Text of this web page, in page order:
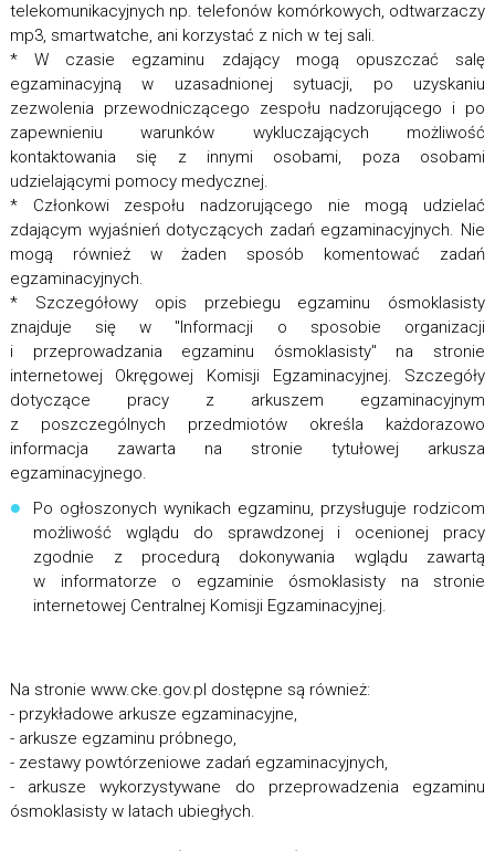
telekomunikacyjnych np. telefonów komórkowych, odtwarzaczy
mp3, smartwatche, ani korzystać z nich w tej sali.
* W czasie egzaminu zdający mogą opuszczać salę
egzaminacyjną w uzasadnionej sytuacji, po uzyskaniu
zezwolenia przewodniczącego zespołu nadzorującego i po
zapewnieniu warunków wykluczających możliwość
kontaktowania się z innymi osobami, poza osobami
udzielającymi pomocy medycznej.
* Członkowi zespołu nadzorującego nie mogą udzielać
zdającym wyjaśnień dotyczących zadań egzaminacyjnych. Nie
mogą również w żaden sposób komentować zadań
egzaminacyjnych.
* Szczegółowy opis przebiegu egzaminu ósmoklasisty
znajduje się w "Informacji o sposobie organizacji
i przeprowadzania egzaminu ósmoklasisty" na stronie
internetowej Okręgowej Komisji Egzaminacyjnej. Szczegóły
dotyczące pracy z arkuszem egzaminacyjnym
z poszczególnych przedmiotów określa każdorazowo
informacja zawarta na stronie tytułowej arkusza
egzaminacyjnego.
Po ogłoszonych wynikach egzaminu, przysługuje rodzicom
możliwość wglądu do sprawdzonej i ocenionej pracy
zgodnie z procedurą dokonywania wglądu zawartą
w informatorze o egzaminie ósmoklasisty na stronie
internetowej Centralnej Komisji Egzaminacyjnej.
Na stronie www.cke.gov.pl dostępne są również:
- przykładowe arkusze egzaminacyjne,
- arkusze egzaminu próbnego,
- zestawy powtórzeniowe zadań egzaminacyjnych,
- arkusze wykorzystywane do przeprowadzenia egzaminu
ósmoklasisty w latach ubiegłych.